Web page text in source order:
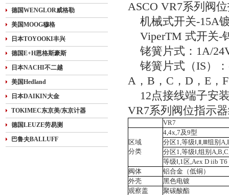
德国WENGLOR威格勒
美国MOOG穆格
日本TOYOOKI丰兴
德国E+H恩格斯豪斯
日本NACHI不二越
美国Hedland
日本DAIKIN大金
TOKIMEC东京美/东京计器
德国LEUZE劳易测
巴鲁夫BALLUFF
ASCO VR7系列阀
机械式开关-15A
ViperTM 式开关-
铑簧片式：1A/
铑簧片式（IS）：
A，B，C，D，E，
12点接线端子安
VR7系列阀位指示
VR7
区域
分类
4,4x,7及9型
分区1,等级Ⅰ,Ⅱ,Ⅲ组别
分区1,等级Ⅰ,组别
等级Ⅰ,1区,Aex D iib T6
阀体
铝合金（低铜）
外壳
黑色电镀
观察盖
聚碳酸酯